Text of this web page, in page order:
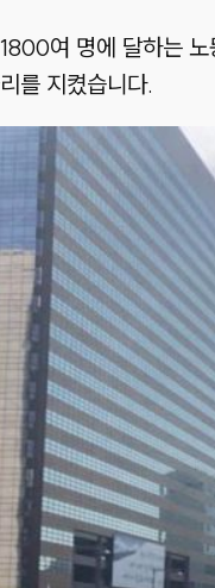
여 명에 달하는 노
를 지켰습니다.